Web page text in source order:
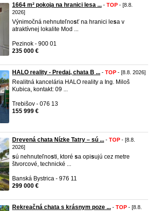
1664 m² pokoja na hranici lesa ... - TOP - [8.8.
2026]
Výnimočná nehnuteľnosť na hranici lesa v
atraktívnej lokalite Mod ...
Pezinok - 900 01
235 000 €
HALO reality - Predaj, chata B ... - TOP - [8.8. 2026]
Realitná kancelária HALO reality a Ing. Miloš
Kubica, kontakt: 09 ...
Trebišov - 076 13
155 999 €
Drevená chata Nízke Tatry – sú ... - TOP - [8.8.
2026]
sú nehnuteľnosti, ktoré sa opisujú cez metre
štvorcové, technické ...
Banská Bystrica - 976 11
299 000 €
Rekreačná chata s krásnym poze ... - TOP - [8.8.